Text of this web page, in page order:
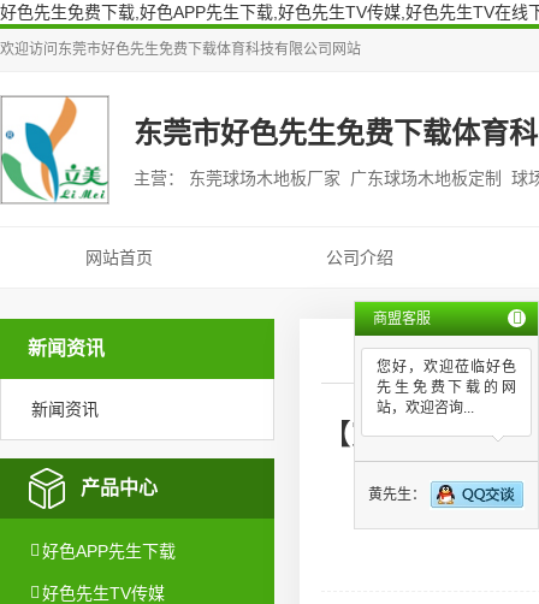
好色先生免费下载,好色APP先生下载,好色先生TV传媒,好色先生TV在线
欢迎访问 东莞市好色先生免费下载体育科技有限公司 网站
东莞市好色先生免费下载体育
主营： 东莞球场木地板厂家 广东球场木地板定制 球
网站首页 公司介绍
新闻资讯
新闻资讯
产品中心
好色APP先生下载
好色先生TV传媒
【室内球场木
商盟客服
您好，欢迎莅临好色
先生免费下载的网
站，欢迎咨询...
黄先生：